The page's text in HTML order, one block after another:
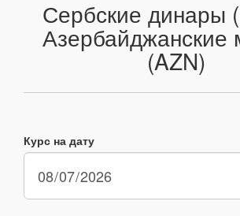
Сербские динары
Азербайджанские
(AZN)
Курс на дату